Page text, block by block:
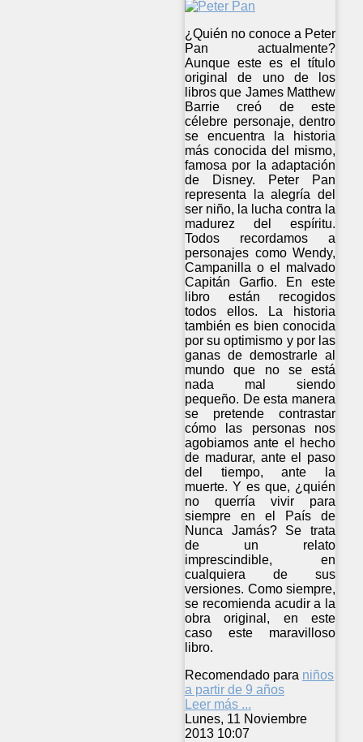
¿Quién no conoce a Peter
Pan actualmente?
Aunque este es el título
original de uno de los
libros que James Matthew
Barrie creó de este
célebre personaje, dentro
se encuentra la historia
más conocida del mismo,
famosa por la adaptación
de Disney. Peter Pan
representa la alegría del
ser niño, la lucha contra la
madurez del espíritu.
Todos recordamos a
personajes como Wendy,
Campanilla o el malvado
Capitán Garfio. En este
libro están recogidos
todos ellos. La historia
también es bien conocida
por su optimismo y por las
ganas de demostrarle al
mundo que no se está
nada mal siendo
pequeño. De esta manera
se pretende contrastar
cómo las personas nos
agobiamos ante el hecho
de madurar, ante el paso
del tiempo, ante la
muerte. Y es que, ¿quién
no querría vivir para
siempre en el País de
Nunca Jamás? Se trata
de un relato
imprescindible, en
cualquiera de sus
versiones. Como siempre,
se recomienda acudir a la
obra original, en este
caso este maravilloso
libro.
Recomendado para niños
a partir de 9 años
Leer más ...
Lunes, 11 Noviembre
2013 10:07